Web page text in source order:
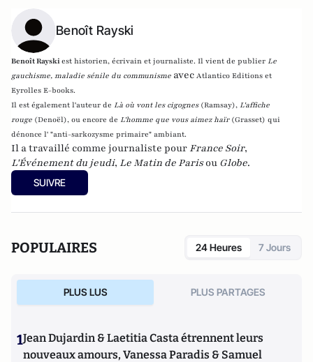
Benoît Rayski
Benoît Rayskiest historien, écrivain et journaliste. Il vient de publier Le
gauchisme, maladie sénile du communisme avec Atlantico Editions et
Eyrolles E-books.
Il est également l'auteur de Là où vont les cigognes (Ramsay), L'affiche
rouge (Denoël), ou encore de L'homme que vous aimez haïr (Grasset) qui
dénonce l' "anti-sarkozysme primaire" ambiant.
Il a travaillé comme journaliste pour France Soir,
L'Événement du jeudi, Le Matin de Parisou Globe.
SUIVRE
POPULAIRES 24 Heures 7 Jours
PLUS LUS PLUS PARTAGES
1Jean Dujardin & Laetitia Casta étrennent leurs
nouveaux amours, Vanessa Paradis & Samuel